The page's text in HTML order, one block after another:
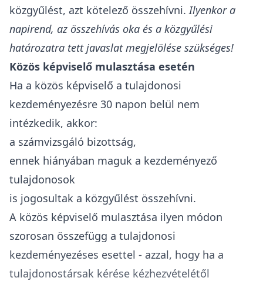
közgyűlést, azt kötelező összehívni.Ilyenkor a
napirend, az összehívás oka és a közgyűlési
határozatra tett javaslat megjelölése szükséges!
Közös képviselő mulasztása esetén
Ha a közös képviselő a tulajdonosi
kezdeményezésre 30 napon belül nem
intézkedik, akkor:
a számvizsgáló bizottság,
ennek hiányában maguk a kezdeményező
tulajdonosok
is jogosultak a közgyűlést összehívni.
A közös képviselő mulasztása ilyen módon
szorosan összefügg a tulajdonosi
kezdeményezéses esettel - azzal, hogy ha a
tulajdonostársak kérése kézhezvételétől